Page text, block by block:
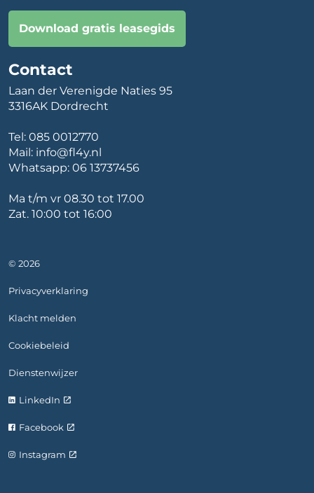
Download gratis leasegids
Contact
Laan der Verenigde Naties 95
3316AK Dordrecht
Tel: 085 0012770
Mail: info@fl4y.nl
Whatsapp: 06 13737456
Ma t/m vr 08.30 tot 17.00
Zat. 10:00 tot 16:00
© 2026
Privacyverklaring
Klacht melden
Cookiebeleid
Dienstenwijzer
LinkedIn
Facebook
Instagram